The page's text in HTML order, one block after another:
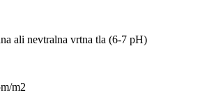
ali nevtralna vrtna tla (6-7 pH)
m2